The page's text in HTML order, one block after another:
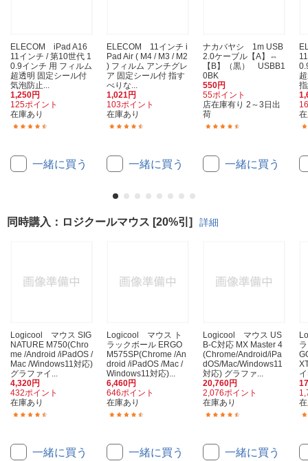
ELECOM iPad A16
11インチ / 第10世代 1
0.9インチ 用 フィルム
超透明 固定シール付
気泡防止...
1,250円
125ポイント
在庫あり
一緒に買う
ELECOM 11インチ i
Pad Air ( M4 / M3 / M2
) フィルム アンチグレ
ア 固定シール付 指す
べりな...
1,021円
103ポイント
在庫あり
一緒に買う
ナカバヤシ 1m USB
2.0ケーブル【A】⇔
【B】（黒） USBB1
0BK
550円
55ポイント
店在庫有り 2～3日出
荷
一緒に買う
同時購入：ロジクールマウス [20%引] 詳細
Logicool マウス SIG
NATURE M750(Chro
me /Android /iPadOS /
Mac /Windows11対応)
グラファイ...
4,320円
432ポイント
在庫あり
一緒に買う
Logicool マウス ト
ラックボール ERGO
M575SP(Chrome /An
droid /iPadOS /Mac /
Windows11対応)...
6,460円
646ポイント
在庫あり
一緒に買う
Logicool マウス US
B-C対応 MX Master 4
(Chrome/Android/iPa
dOS/Mac/Windows11
対応) グラファ...
20,760円
2,076ポイント
在庫あり
一緒に買う